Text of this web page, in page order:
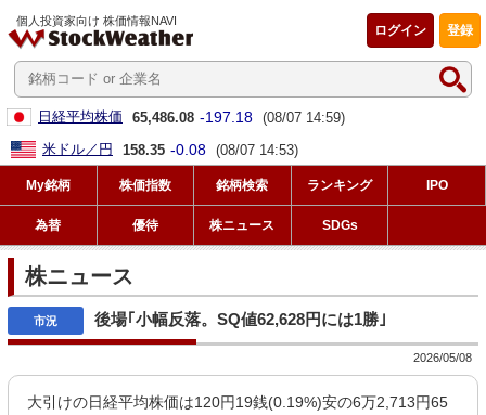
個人投資家向け 株価情報NAVI
登録
ログイン
日経平均株価 65,486.08 -197.18 (08/07 14:59)
米ドル／円
158.35 -0.08 (08/07 14:53)
My銘柄 株価指数 銘柄検索 ランキング IPO
為替 優待 株ニュース SDGs
株ニュース
後場｢小幅反落。SQ値62,628円には1勝｣
2026/05/08
大引けの日経平均株価は120円19銭(0.19%)安の6万2,713円65